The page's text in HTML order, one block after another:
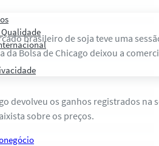
brasileiro de soja teve uma
da Bolsa de Chicago deixou a
devolveu os ganhos registrados
sobre os preços.